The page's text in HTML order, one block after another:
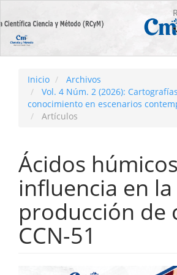
principal
Contenido
principal
Barra
Inicio
Archivos
Vol. 4 Núm. 2 (2026):
conocimiento en escenarios
Artículos
Ácidos
influencia en la
producción de
CCN-51